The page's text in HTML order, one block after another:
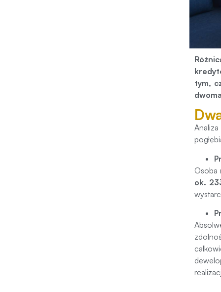
tym,
Osoba
ok.